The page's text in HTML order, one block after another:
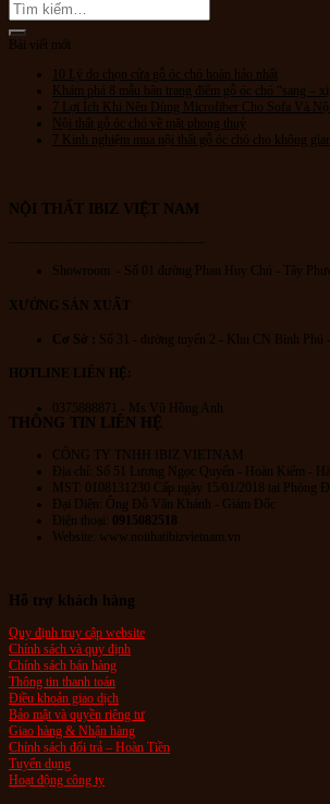
Bài viết mới
10 Lý do chọn cửa gỗ óc chó hoàn hảo nhất
Khám phá 8 mẫu bàn trang điểm gỗ óc chó “sang –
7 Lợi Ích Khi Nên Dùng Microfiber Cho Sofa Và
Nội thất gỗ óc chó về mặt phong thuỷ
7 Kinh nghiệm mua nội thất gỗ óc chó cho không
NỘI THẤT IBIZ VIỆT NAM
Showroom - Số 01 đường Phan Huy Chú - Tây
XƯỞNG SẢN XUẤT
Cơ Sở : Số 31 - đường tuyến 2 - Khu CN Bình Phú
HOTLINE LIÊN HỆ:
0375888871 - Ms Vũ Hồng Anh
THÔNG TIN LIÊN HỆ
CÔNG TY TNHH IBIZ VIETNAM
Địa chỉ: Số 51 Lương Ngọc Quyến - Hoàn Kiếm -
MST: 0108131230 Cấp ngày 15/01/2018 tại Phòng
Đại Diện: Ông Đỗ Văn Khánh - Giám Đốc
Điện thoại:
0915082518
Website: www.noithatibizvietnam.vn
Hỗ trợ khách hàng
Quy định truy cập website
Chính sách và quy định
Chính sách bán hàng
Thông tin thanh toán
Điều khoản giao dịch
Bảo mật và quyền riêng tư
Giao hàng & Nhận hàng
Chính sách đổi trả – Hoàn Tiền
Tuyển dụng
Hoạt động công ty